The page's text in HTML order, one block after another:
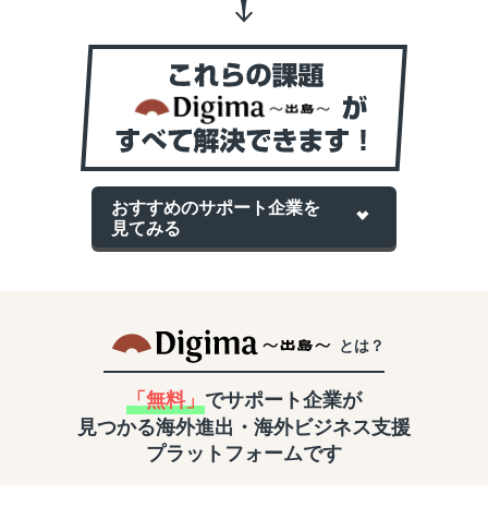
おすすめのサポート企業を
見てみる
とは？
「無料」 でサポート企業が
見つかる海外進出・海外ビジネス支援
プラットフォームです